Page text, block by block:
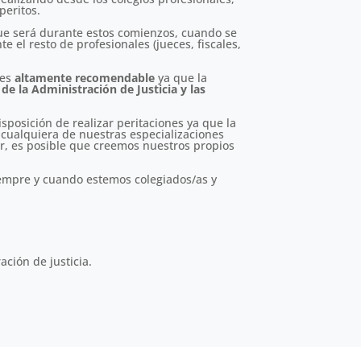
será durante estos comienzos, cuando se
el resto de profesionales (jueces, fiscales,
altamente recomendable ya que la
la Administración de Justicia y las
de realizar peritaciones ya que la
de nuestras especializaciones
es posible que creemos nuestros propios
y cuando estemos colegiados/as y
de justicia.